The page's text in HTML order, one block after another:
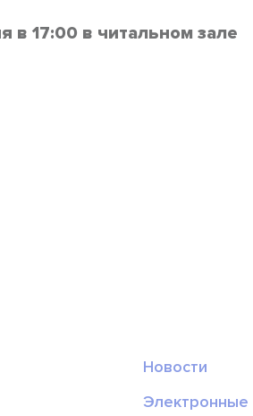
в 17:00 в читальном зале
Новости
Электронные